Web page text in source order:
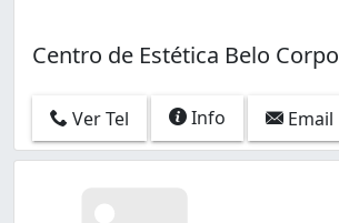
Centro de Estética Belo Corpo
Ver Tel Info Email